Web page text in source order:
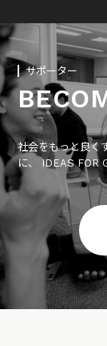
サポーター
社会をもっと良く
に、 IDEAS FOR